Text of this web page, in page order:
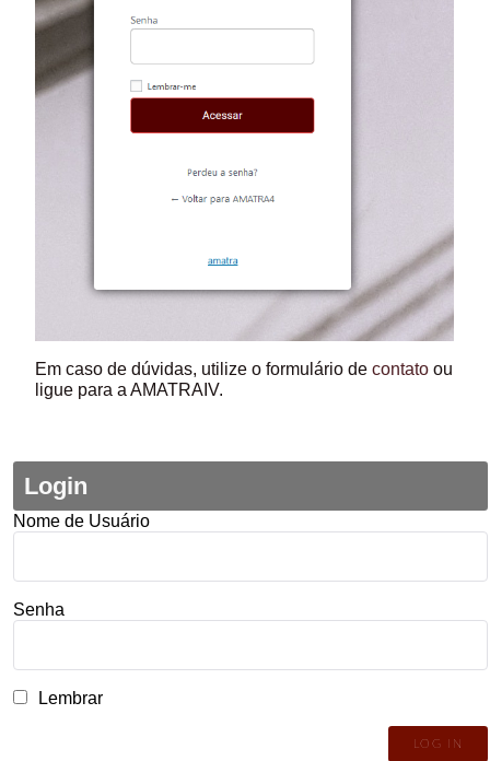
Em caso de dúvidas, utilize o formulário decontato ou
ligue para a AMATRAIV.
Login
Nome de Usuário
Senha
Lembrar